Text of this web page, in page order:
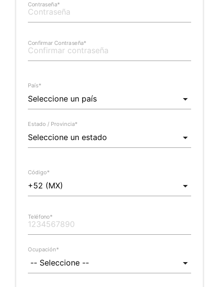
Contraseña*
Confirmar Contraseña*
País*
Estado / Provincia*
Código*
Teléfono*
Ocupación*